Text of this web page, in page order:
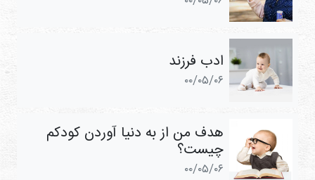
ادب فرزند
۰۰/۰۵/۰۶
هدف من از به ‌دنیا ‌آوردن کودکم
چیست؟
۰۰/۰۵/۰۶